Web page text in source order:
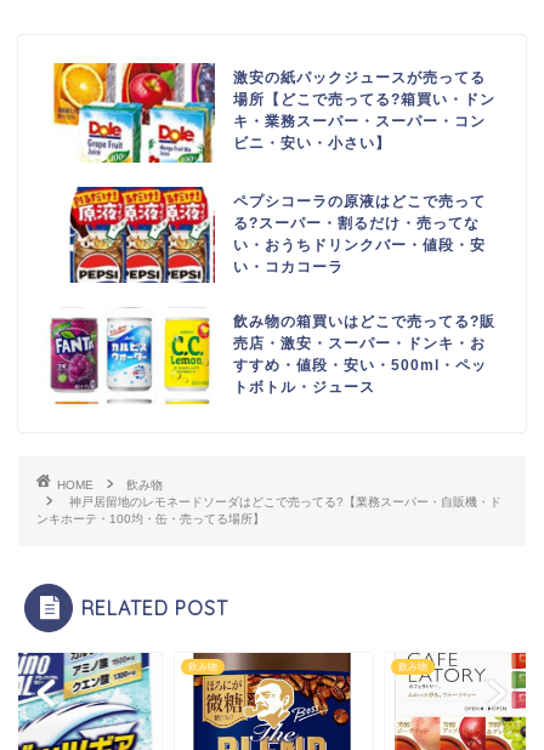
激安の紙パックジュースが売ってる
場所【どこで売ってる?箱買い・ドン
キ・業務スーパー・スーパー・コン
ビニ・安い・小さい】
ペプシコーラの原液はどこで売って
る?スーパー・割るだけ・売ってな
い・おうちドリンクバー・値段・安
い・コカコーラ
飲み物の箱買いはどこで売ってる?販
売店・激安・スーパー・ドンキ・お
すすめ・値段・安い・500ml・ペッ
トボトル・ジュース
HOME
飲み物
神戸居留地のレモネードソーダはどこで売ってる?【業務スーパー・自販機・ド
ンキホーテ・100均・缶・売ってる場所】
RELATED POST
飲み物 飲み物